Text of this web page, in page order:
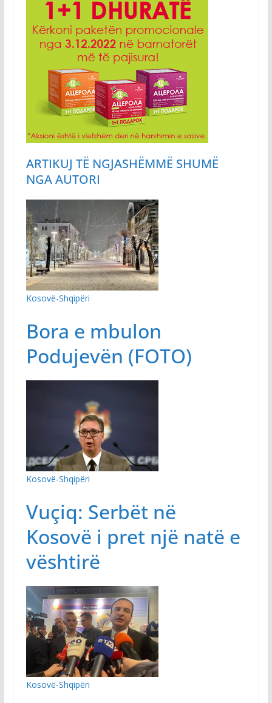
ARTIKUJ TË NGJASHËMMË SHUMË
NGA AUTORI
Kosovë-Shqipëri
Bora e mbulon
Podujevën (FOTO)
Kosovë-Shqipëri
Vuçiq: Serbët në
Kosovë i pret një natë e
vështirë
Kosovë-Shqipëri